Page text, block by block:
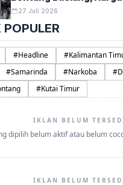
27 Juli 2026
POPULER
#Headline #Kalimantan
#Samarinda #Narkoba #
#Kutai Timur
IKLAN BELUM
dipilih belum aktif atau belum
IKLAN BELUM